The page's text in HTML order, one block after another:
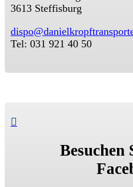
3613 Steffisburg
Tel: 031 921 40 50

Besuchen